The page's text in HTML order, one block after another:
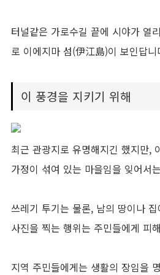
터널같은 가로수길 끝에 시야가 열
로 이에지마 섬(伊江島)이 보인답니
이 풍경을 지키기 위해
최근 관광지로 유명해지긴 했지만,
가정이 섞여 있는 마을임을 잊어서
쓰레기 투기는 물론, 남의 땅이나
사진을 찍는 행위는 주민들에게 피
지역 주민들에게는 생활의 장임을